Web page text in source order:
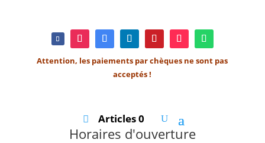
Attention, les paiements par chèques ne sont pas
acceptés !
Articles 0
Horaires d'ouverture